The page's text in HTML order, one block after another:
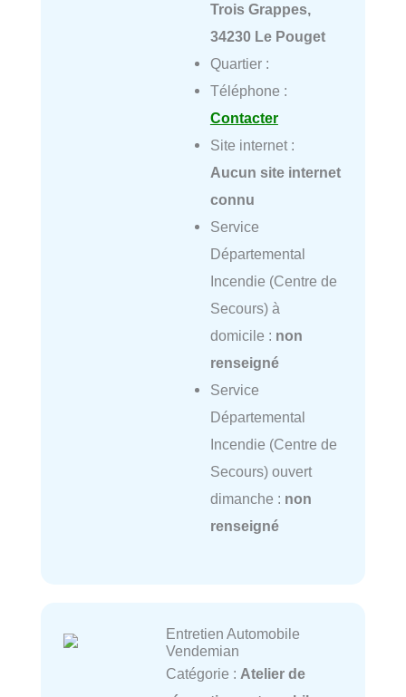
Trois Grappes,
34230 Le Pouget
Quartier :
Téléphone :
Contacter
Site internet :
Aucun site internet
connu
Service
Départemental
Incendie (Centre de
Secours) à
domicile : non
renseigné
Service
Départemental
Incendie (Centre de
Secours) ouvert
dimanche : non
renseigné
Entretien Automobile
Vendemian
Catégorie : Atelier de